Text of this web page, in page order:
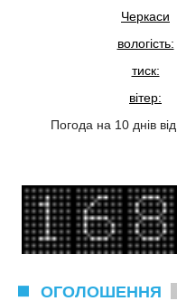
Черкаси
вологість:
тиск:
вітер:
Погода на 10 днів від
ОГОЛОШЕННЯ